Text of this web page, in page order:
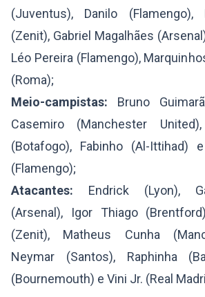
(Juventus), Danilo (Flamengo),
(Zenit), Gabriel Magalhães
Léo Pereira (Flamengo),
(Roma);
Meio-campistas: Bruno
Casemiro (Manchester
(Botafogo), Fabinho (Al-Ittihad)
(Flamengo);
Atacantes: Endrick (Lyon),
(Arsenal), Igor Thiago
(Zenit), Matheus Cunha
Neymar (Santos), Raphinha
(Bournemouth) e Vini Jr. (Real